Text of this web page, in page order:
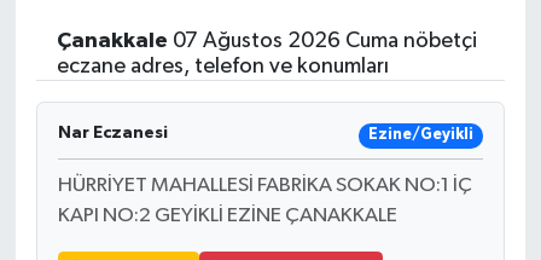
Çanakkale 07 Ağustos 2026 Cuma nöbetçi
eczane adres, telefon ve konumları
Nar Eczanesi Ezine/Geyikli
HÜRRİYET MAHALLESİ FABRİKA SOKAK NO:1 İÇ
KAPI NO:2 GEYİKLİ EZİNE ÇANAKKALE
Sağlık